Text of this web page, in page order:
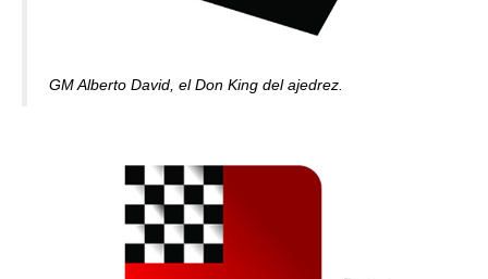
GM Alberto David, el Don King del ajedrez.